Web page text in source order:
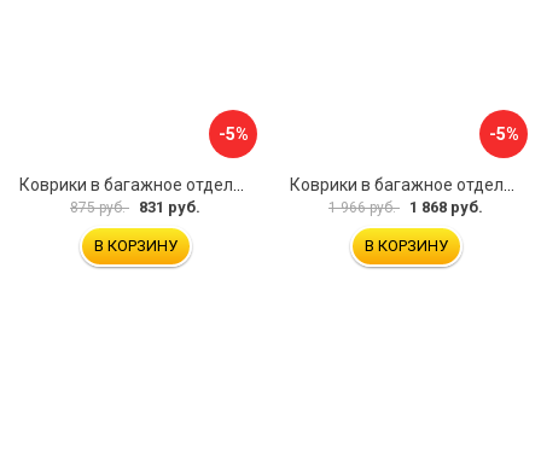
-5%
875 руб. 831 руб.
В КОРЗИНУ
-5%
1 966 руб. 1 868 руб.
В КОРЗИНУ